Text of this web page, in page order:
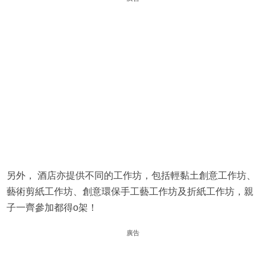
另外， 酒店亦提供不同的工作坊，包括輕黏土創意工作坊、
藝術剪紙工作坊、創意環保手工藝工作坊及折紙工作坊，親
子一齊參加都得o架！
廣告